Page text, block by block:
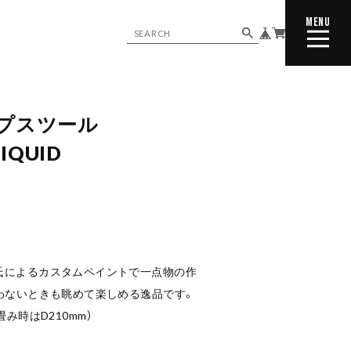
MENU
CLOSE
スツール
よるカスタムペイントで一点物の作
いときも眺めて楽しめる逸品です。
時はD210mm）